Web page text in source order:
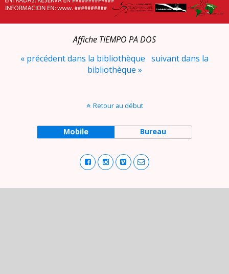
Affiche TIEMPO PA DOS
« précédent dans la bibliothèque suivant dans la
bibliothèque »
Retour au début
Mobile Bureau